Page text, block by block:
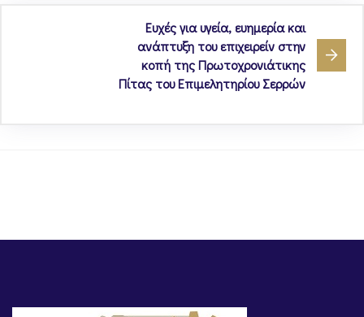
Ευχές για υγεία, ευημερία και
ανάπτυξη του επιχειρείν στην
κοπή της Πρωτοχρονιάτικης
Πίτας του Επιμελητηρίου Σερρών